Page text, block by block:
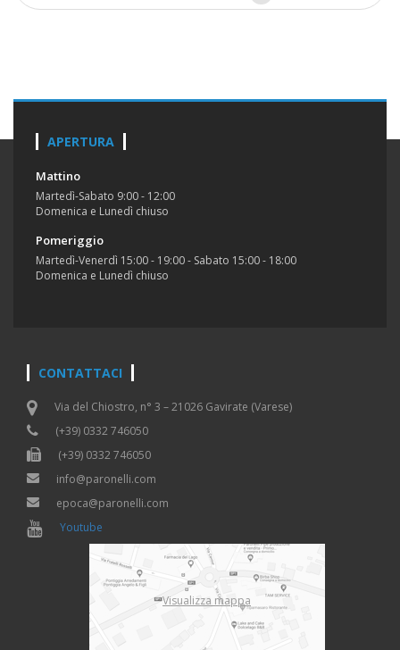
APERTURA
Mattino
Martedì-Sabato 9:00 - 12:00
Domenica e Lunedì chiuso
Pomeriggio
Martedì-Venerdì 15:00 - 19:00 - Sabato 15:00 - 18:00
Domenica e Lunedì chiuso
CONTATTACI
Via del Chiostro, n° 3 – 21026 Gavirate (Varese)
(+39) 0332 746050
(+39) 0332 746050
info@paronelli.com
epoca@paronelli.com
Youtube
Visualizza mappa